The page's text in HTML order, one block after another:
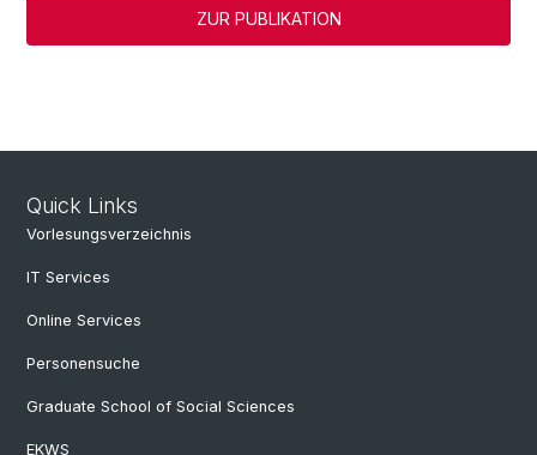
ZUR PUBLIKATION
Quick Links
Vorlesungsverzeichnis
IT Services
Online Services
Personensuche
Graduate School of Social Sciences
EKWS